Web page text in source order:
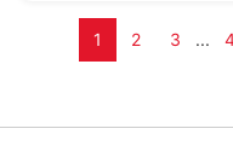
ロセスの立て直しを
ー現状分析、課題整
ーその他付随する業
1 2 3 ...